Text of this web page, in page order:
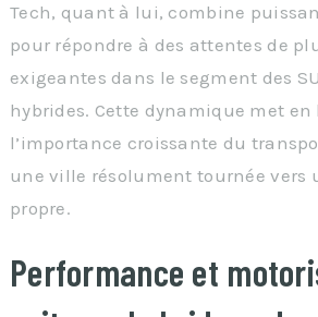
Tech, quant à lui, combine
pour répondre à des attentes de
exigeantes dans le segment des
hybrides. Cette dynamique met en
l’importance croissante du
une ville résolument tournée vers
propre.
Performance et